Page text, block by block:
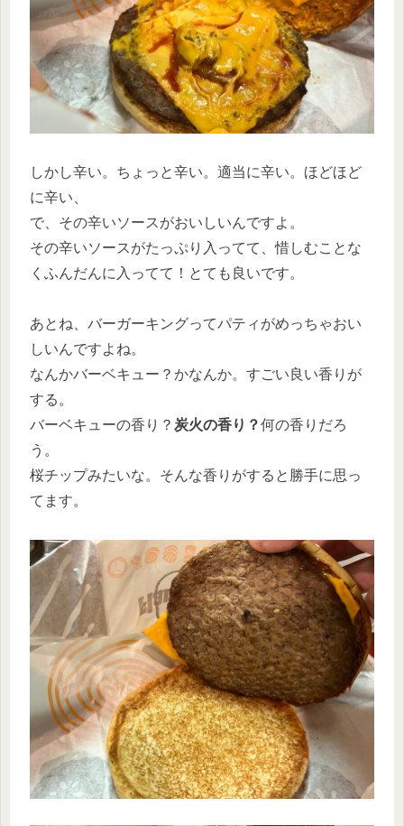
しかし辛い。ちょっと辛い。適当に辛い。ほどほど
に辛い、
で、その辛いソースがおいしいんですよ。
その辛いソースがたっぷり入ってて、惜しむことな
くふんだんに入ってて！とても良いです。
あとね、バーガーキングってパティがめっちゃおい
しいんですよね。
なんかバーベキュー？かなんか。すごい良い香りが
する。
バーベキューの香り？ 炭火の香り？何の香りだろ
う。
桜チップみたいな。そんな香りがすると勝手に思っ
てます。